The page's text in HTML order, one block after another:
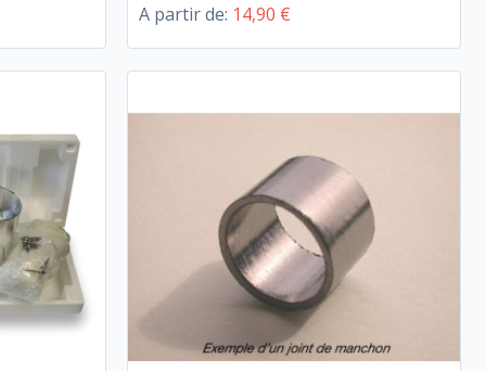
A partir de: 14,90 €